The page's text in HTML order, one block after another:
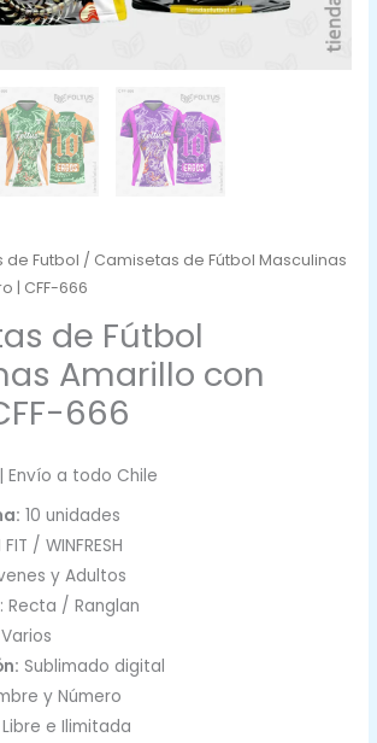
de Futbol / Camisetas de Fútbol Masculinas
| CFF-666
de Fútbol
Amarillo con
666
| Envío a todo Chile
10 unidades
FIT / WINFRESH
y Adultos
: Recta / Ranglan
Varios
Sublimado digital
y Número
Libre e Ilimitada